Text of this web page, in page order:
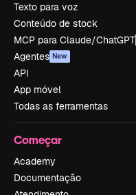
Texto para voz
Conteúdo de stock
MCP para Claude/ChatGPT
Agentes New
API
App móvel
Todas as ferramentas
Começar
Academy
Documentação